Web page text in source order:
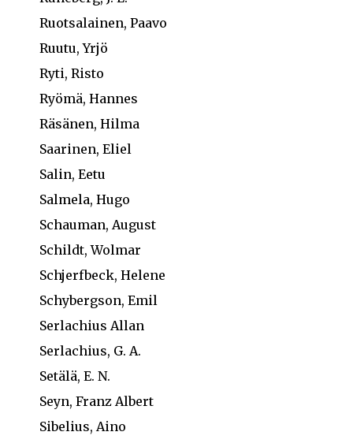
Ruotsalainen, Paavo
Ruutu, Yrjö
Ryti, Risto
Ryömä, Hannes
Räsänen, Hilma
Saarinen, Eliel
Salin, Eetu
Salmela, Hugo
Schauman, August
Schildt, Wolmar
Schjerfbeck, Helene
Schybergson, Emil
Serlachius Allan
Serlachius, G. A.
Setälä, E. N.
Seyn, Franz Albert
Sibelius, Aino